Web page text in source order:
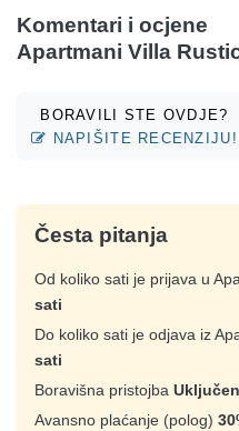
Komentari i ocjene
Apartmani Villa
BORAVILI STE OVDJE?
NAPIŠITE RECENZIJU!
Česta pitanja
Od koliko sati je prijava u
sati
Do koliko sati je odjava iz
sati
Boravišna pristojba
Avansno plaćanje (polog)